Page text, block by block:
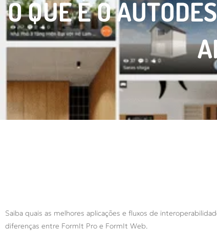
O QUE É O
Saiba quais as melhores aplicações e fluxos de
diferenças entre FormIt Pro e FormIt Web.